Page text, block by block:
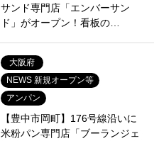
サンド専門店「エンバーサン
ド」がオープン！看板の…
大阪府
NEWS 新規オープン等
アンパン
【豊中市岡町】176号線沿いに
米粉パン専門店「ブーランジェ